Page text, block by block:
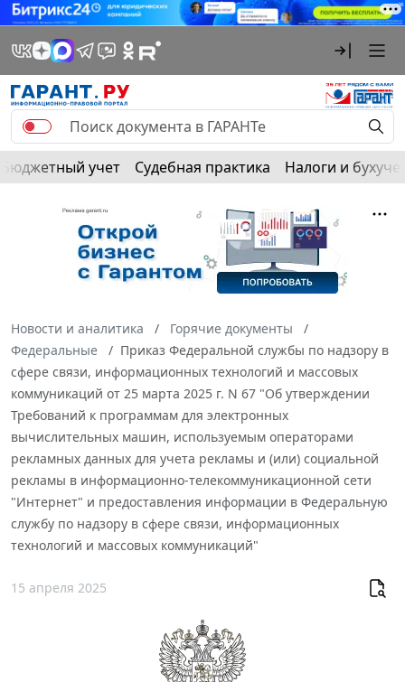
Бюджетный учет Судебная практика Налоги и
Новости и аналитика
Горячие документы
Федеральные
Приказ Федеральной службы по надзору в
сфере связи, информационных технологий и массовых
коммуникаций от 25 марта 2025 г. N 67 "Об утверждении
Требований к программам для электронных
вычислительных машин, используемым операторами
рекламных данных для учета рекламы и (или) социальной
рекламы в информационно-телекоммуникационной сети
"Интернет" и предоставления информации в Федеральную
службу по надзору в сфере связи, информационных
технологий и массовых коммуникаций"
15 апреля 2025